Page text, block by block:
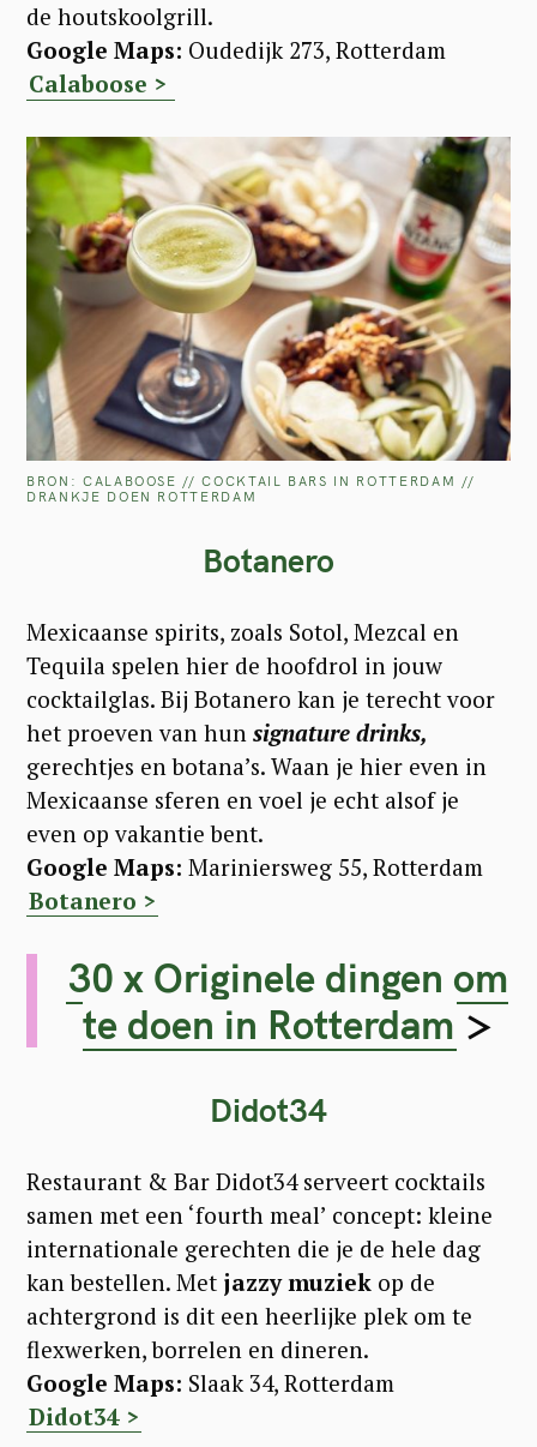
de houtskoolgrill.
Google Maps: Oudedijk 273, Rotterdam
Calaboose >
BRON: CALABOOSE // COCKTAIL BARS IN ROTTERDAM //
DRANKJE DOEN ROTTERDAM
Botanero
Mexicaanse spirits, zoals Sotol, Mezcal en
Tequila spelen hier de hoofdrol in jouw
cocktailglas. Bij Botanero kan je terecht voor
het proeven van hun signature drinks,
gerechtjes en botana’s. Waan je hier even in
Mexicaanse sferen en voel je echt alsof je
even op vakantie bent.
Google Maps: Mariniersweg 55, Rotterdam
Botanero >
30 x Originele dingen om
te doen in Rotterdam >
Didot34
Restaurant & Bar Didot34 serveert cocktails
samen met een ‘fourth meal’ concept: kleine
internationale gerechten die je de hele dag
kan bestellen. Met jazzy muziek op de
achtergrond is dit een heerlijke plek om te
flexwerken, borrelen en dineren.
Google Maps: Slaak 34, Rotterdam
Didot34 >